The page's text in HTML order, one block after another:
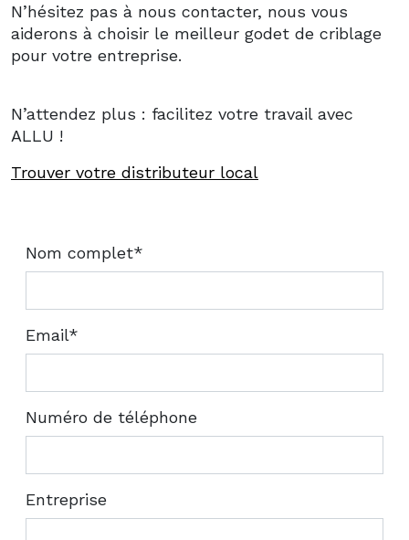
N’hésitez pas à nous contacter, nous vous
aiderons à choisir le meilleur godet de criblage
pour votre entreprise.
N’attendez plus : facilitez votre travail avec
ALLU !
Trouver votre distributeur local
Nom complet*
Email*
Numéro de téléphone
Entreprise